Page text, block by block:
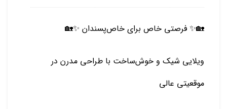
🏡✨ فرصتی خاص برای خاص‌پسندان ✨🏡
ویلایی شیک و خوش‌ساخت با طراحی مدرن در
موقعیتی عالی